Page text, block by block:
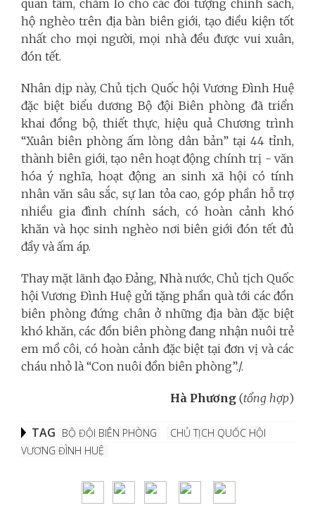
quan tâm, chăm lo cho các đối tượng chính sách,
hộ nghèo trên địa bàn biên giới, tạo điều kiện tốt
nhất cho mọi người, mọi nhà đều được vui xuân,
đón tết.
Nhân dịp này, Chủ tịch Quốc hội Vương Đình Huệ
đặc biệt biểu dương Bộ đội Biên phòng đã triển
khai đồng bộ, thiết thực, hiệu quả Chương trình
“Xuân biên phòng ấm lòng dân bản” tại 44 tỉnh,
thành biên giới, tạo nên hoạt động chính trị - văn
hóa ý nghĩa, hoạt động an sinh xã hội có tính
nhân văn sâu sắc, sự lan tỏa cao, góp phần hỗ trợ
nhiều gia đình chính sách, có hoàn cảnh khó
khăn và học sinh nghèo nơi biên giới đón tết đủ
đầy và ấm áp.
Thay mặt lãnh đạo Đảng, Nhà nước, Chủ tịch Quốc
hội Vương Đình Huệ gửi tặng phần quà tới các đồn
biên phòng đứng chân ở những địa bàn đặc biệt
khó khăn, các đồn biên phòng đang nhận nuôi trẻ
em mồ côi, có hoàn cảnh đặc biệt tại đơn vị và các
cháu nhỏ là “Con nuôi đồn biên phòng”./.
Hà Phương (tổng hợp)
TAG BỘ ĐỘI BIÊN PHÒNG
CHỦ TỊCH QUỐC HỘI
VƯƠNG ĐÌNH HUỆ